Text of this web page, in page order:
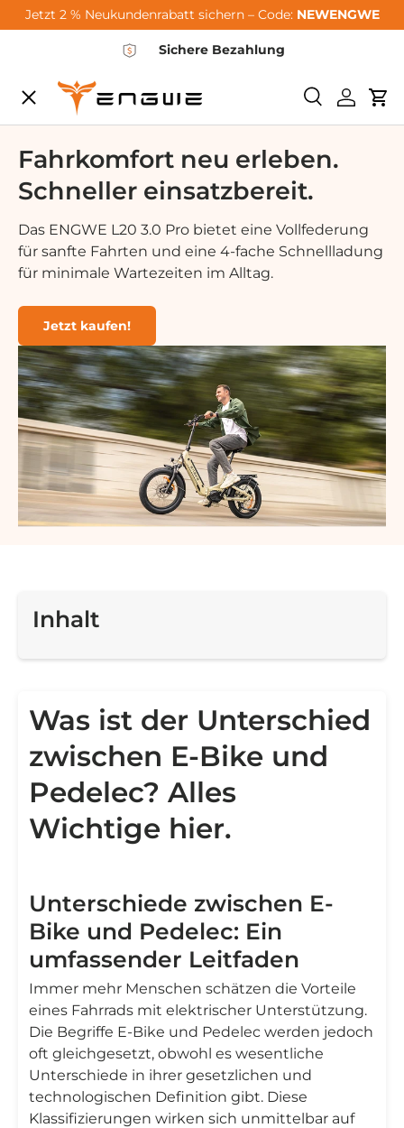
Μετάβαση στο περιεχόμενο
Jetzt 2 % Neukundenrabatt sichern – Code: NEWENGWE
Sichere Bezahlung
Ερευνα
Μενού
City-Sale
E-Bikes
Zubehör
Community
Support
Fahrkomfort neu erleben.
Schneller einsatzbereit.
Das ENGWE L20 3.0 Pro bietet eine Vollfederung
für sanfte Fahrten und eine 4-fache Schnellladung
für minimale Wartezeiten im Alltag.
Jetzt kaufen!
Inhalt
Was ist der Unterschied
zwischen E-Bike und
Pedelec? Alles
Wichtige hier.
Unterschiede zwischen E-
Bike und Pedelec: Ein
umfassender Leitfaden
Immer mehr Menschen schätzen die Vorteile
eines Fahrrads mit elektrischer Unterstützung.
Die Begriffe E-Bike und Pedelec werden jedoch
oft gleichgesetzt, obwohl es wesentliche
Unterschiede in ihrer gesetzlichen und
technologischen Definition gibt. Diese
Klassifizierungen wirken sich unmittelbar auf